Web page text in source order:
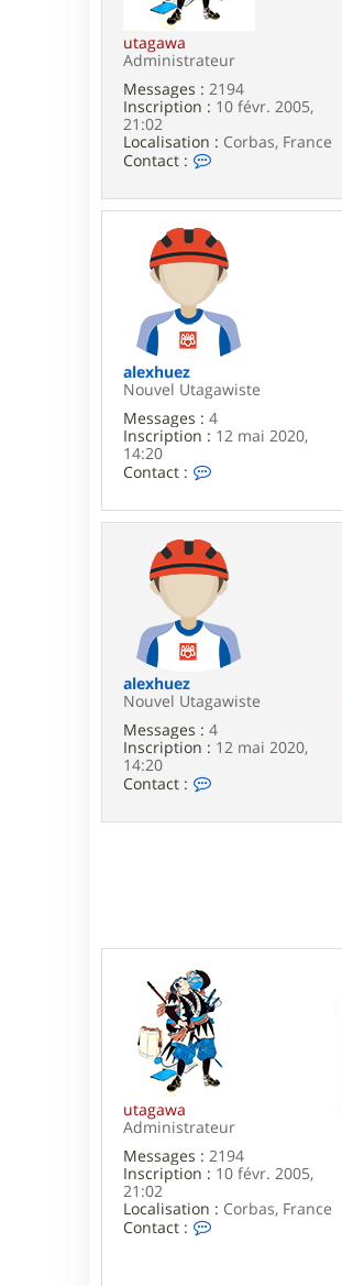
e
h
e
z
utagawa
Administrateur
Messages : 2194
Inscription : 10 févr. 2005,
21:02
Localisation : Corbas, France
Contact :
t
c
t
e
u
t
a
a
a
alexhuez
Nouvel Utagawiste
Messages : 4
Inscription : 12 mai 2020,
14:20
Contact :
n
t
c
t
e
a
e
h
e
z
alexhuez
Nouvel Utagawiste
Messages : 4
Inscription : 12 mai 2020,
14:20
Contact :
x
h
u
e
z
utagawa
Administrateur
Messages : 2194
Inscription : 10 févr. 2005,
21:02
Localisation : Corbas, France
Contact :